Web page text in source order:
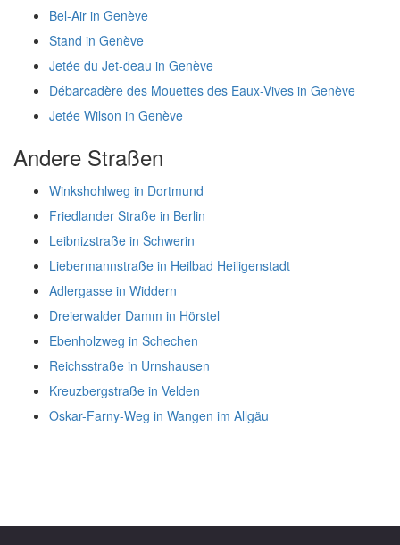
Bel-Air in Genève
Stand in Genève
Jetée du Jet-deau in Genève
Débarcadère des Mouettes des Eaux-Vives in Genève
Jetée Wilson in Genève
Andere Straßen
Winkshohlweg in Dortmund
Friedlander Straße in Berlin
Leibnizstraße in Schwerin
Liebermannstraße in Heilbad Heiligenstadt
Adlergasse in Widdern
Dreierwalder Damm in Hörstel
Ebenholzweg in Schechen
Reichsstraße in Urnshausen
Kreuzbergstraße in Velden
Oskar-Farny-Weg in Wangen im Allgäu